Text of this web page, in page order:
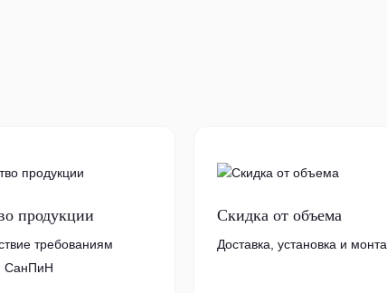
продукции
требованиям
СанПиН
Скидка от объема
Доставка, установка и